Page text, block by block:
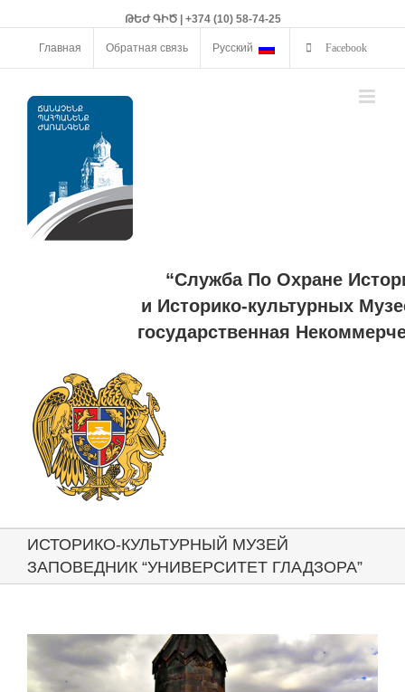
ԹԵԺ ԳԻԾ | +374 (10) 58-74-25
Главная Обратная связь Русский Facebook
“Служба По Охране
и Историко-культурных
государственная
ИСТОРИКО-КУЛЬТУРНЫЙ МУЗЕЙ
ЗАПОВЕДНИК “УНИВЕРСИТЕТ ГЛАДЗОРА”
View
Larger